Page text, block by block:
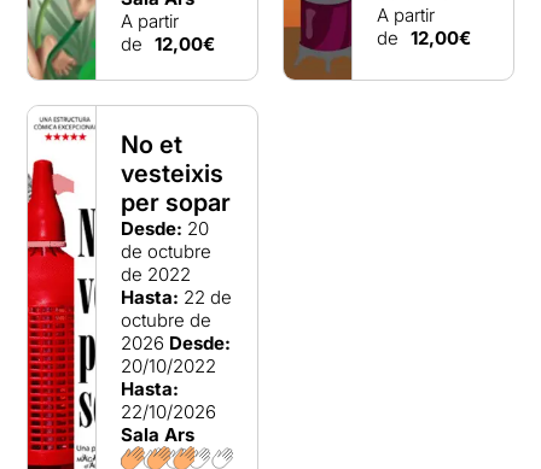
A partir
de 12,00€
A partir
de 12,00€
No et
vesteixis
per sopar
Desde: 20
de octubre
de 2022
Hasta: 22 de
octubre de
2026 Desde:
20/10/2022
Hasta:
22/10/2026
Sala Ars